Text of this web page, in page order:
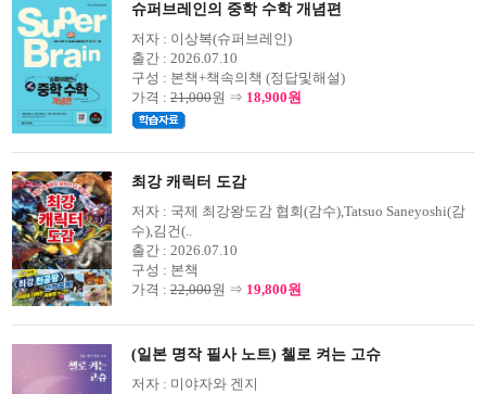
슈퍼브레인의 중학 수학 개념편
저자 : 이상복(슈퍼브레인)
출간 : 2026.07.10
구성 : 본책+책속의책 (정답및해설)
가격 : 21,000원 ⇒ 18,900원
최강 캐릭터 도감
저자 : 국제 최강왕도감 협회(감수),Tatsuo Saneyoshi(감
수),김건(..
출간 : 2026.07.10
구성 : 본책
가격 : 22,000원 ⇒ 19,800원
(일본 명작 필사 노트) 첼로 켜는 고슈
저자 : 미야자와 겐지